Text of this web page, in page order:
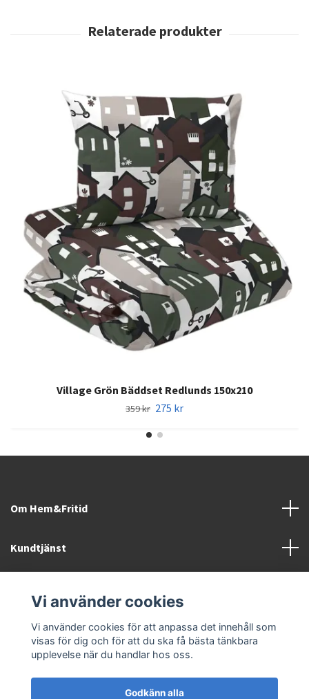
Village Grön Bäddset Redlunds 150x210
359 kr 275 kr
Om Hem&Fritid
Kundtjänst
Sociala medier
Vi använder cookies
Vi använder cookies för att anpassa det innehåll som
visas för dig och för att du ska få bästa tänkbara
upplevelse när du handlar hos oss.
Godkänn alla